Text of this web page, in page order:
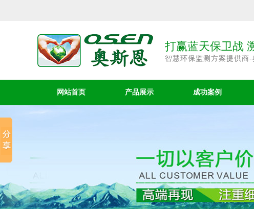
打赢蓝天保卫战
智慧环保监测方案提供商-
网站首页 产品展示 成功案例